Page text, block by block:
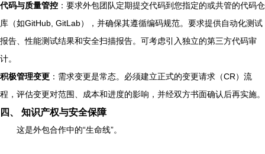
代码与质量管控 ：要求外包团队定期提交代码到您指定的或共管的代码仓
库（如GitHub, GitLab），并确保其遵循编码规范。要求提供自动化测试
报告、性能测试结果和安全扫描报告。可考虑引入独立的第三方代码审
计。
积极管理变更 ：需求变更是常态。必须建立正式的变更请求（CR）流
程，评估变更对范围、成本和进度的影响，并经双方书面确认后再实施。
四、 知识产权与安全保障
这是外包合作中的“生命线”。